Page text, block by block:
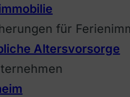
für
Altersvorsorge